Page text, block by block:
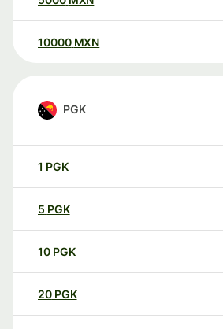
10000 MXN
PGK
1 PGK
5 PGK
10 PGK
20 PGK